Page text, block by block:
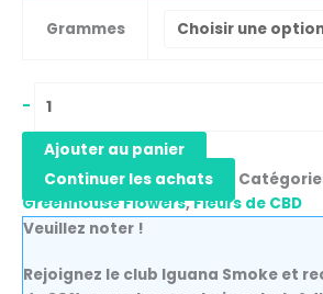
Grammes
-
Ajouter au panier
Continuer les achats
Greenhouse Flowers,Fleurs de CBD
Veuillez noter !
Rejoignez le club Iguana Smoke et